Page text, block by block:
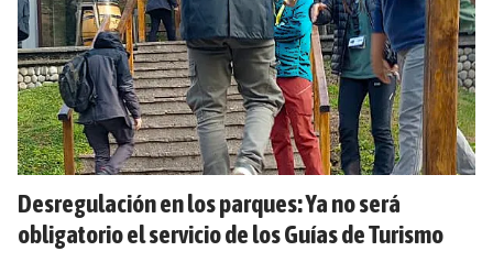
Desregulación en los parques: Ya no será
obligatorio el servicio de los Guías de Turismo